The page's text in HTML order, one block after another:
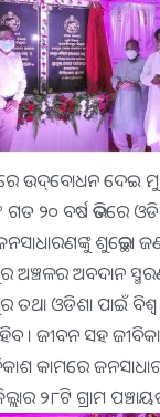
ଉଦ୍‌ବୋଧନ ଦେଇ
୨୦ ବର୍ଷ ଭିତରେ
ଶୁଭେଚ୍ଛା
ଅବଦାନ
ଓଡିଶା ପାଇଁ ବିଶ୍ବ
। ଜୀବନ ସହ
କାମରେ
ଜିଲ୍ଲାର ୨୮ଟି ଗ୍ରାମ